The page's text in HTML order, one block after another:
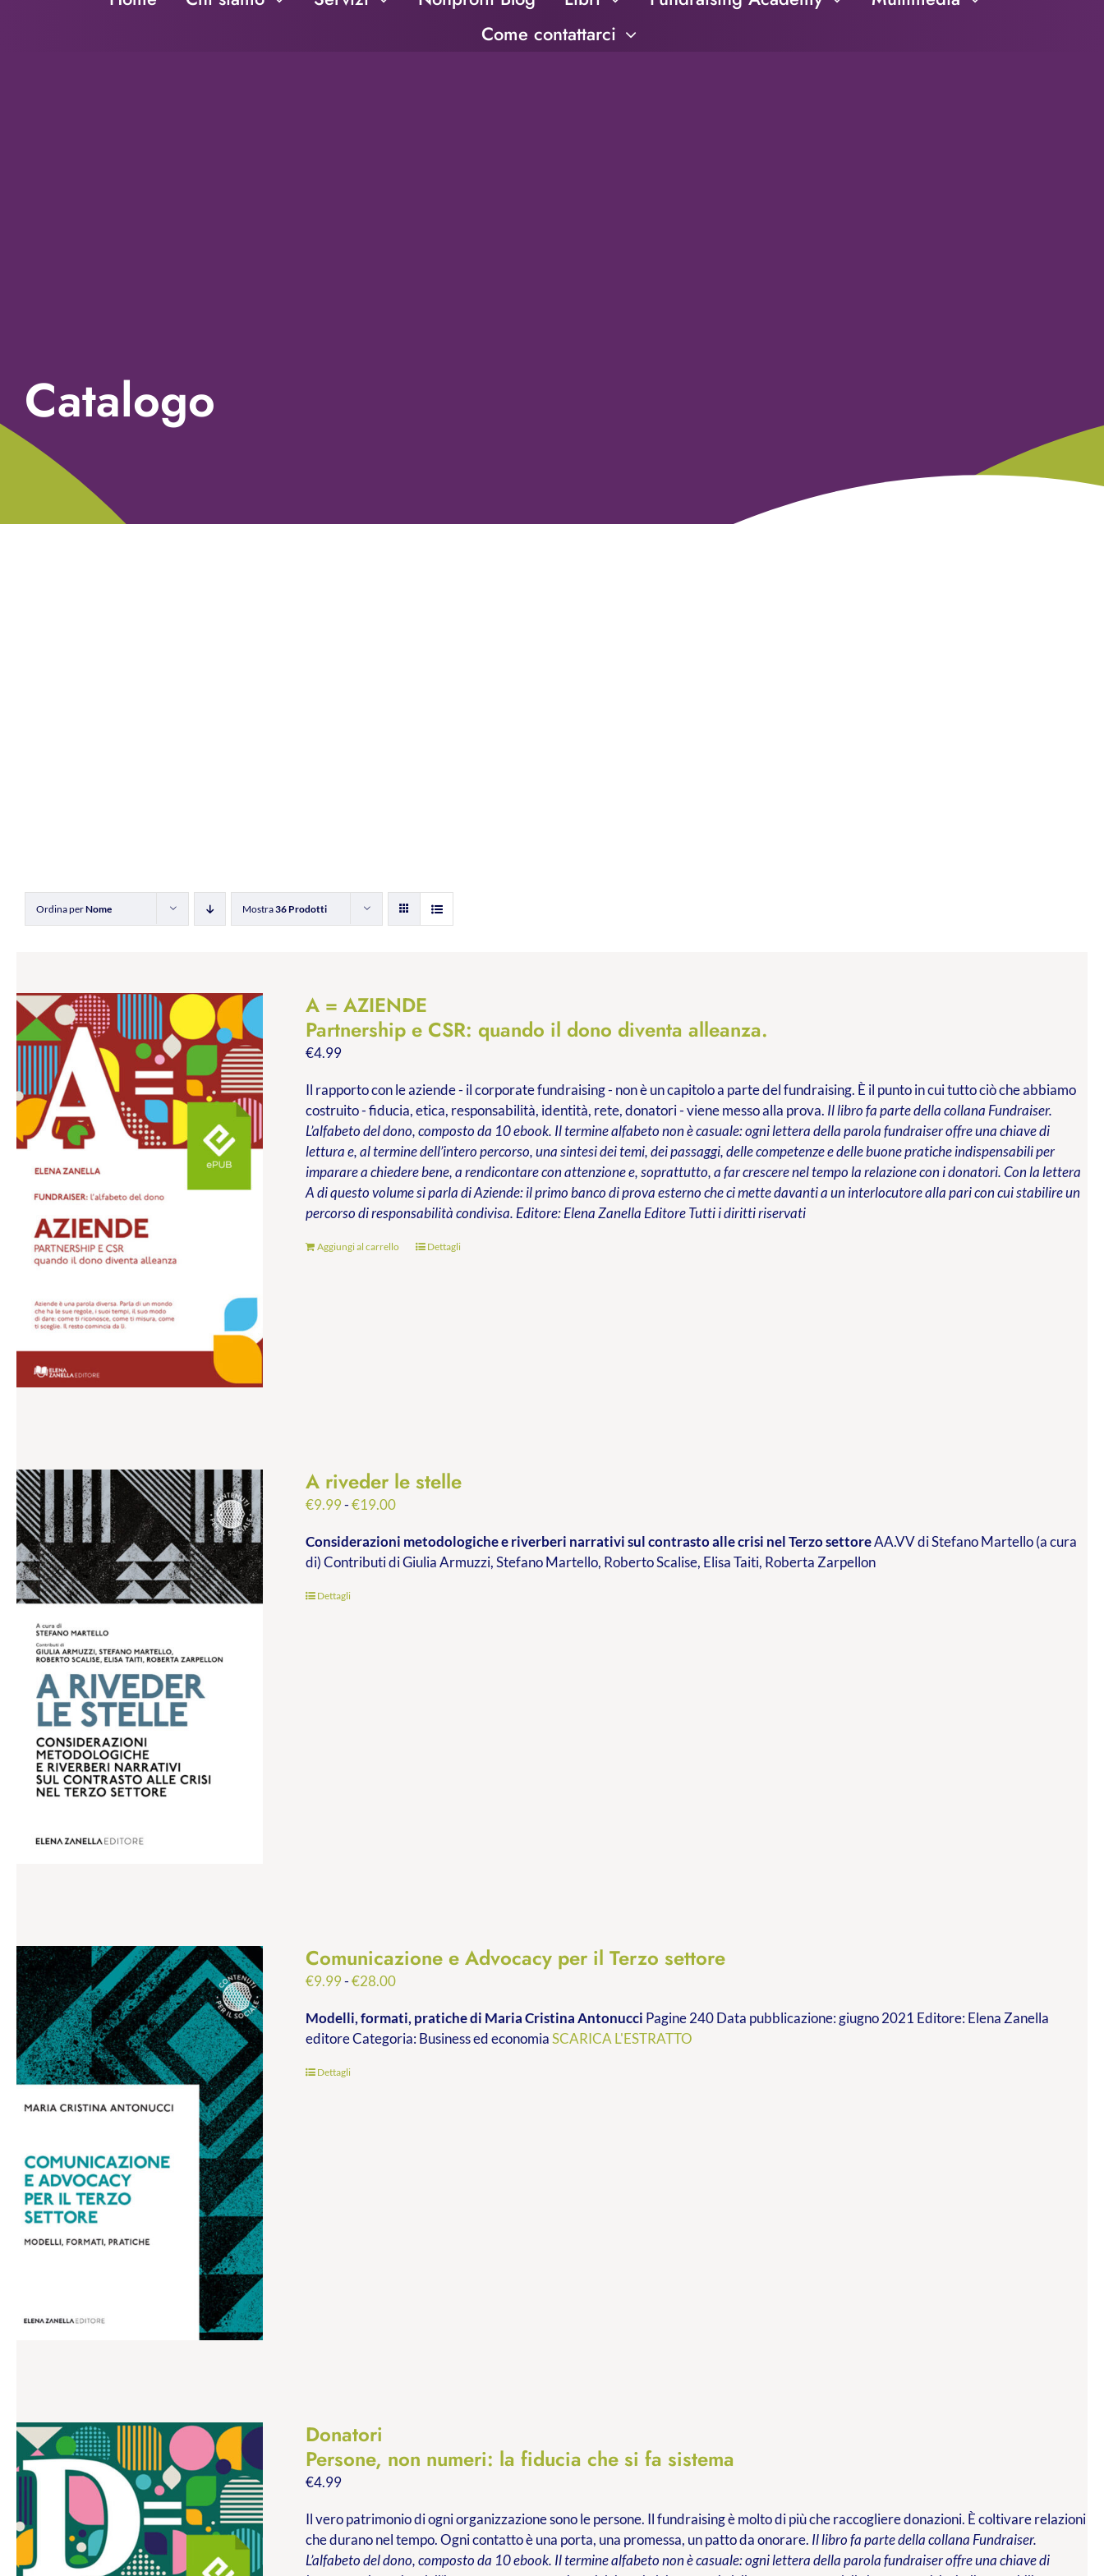
Come contattarci
Catalogo
Ordina perNome Mostra36 Prodotti
A = AZIENDE
Partnership e CSR: quando il dono diventa alleanza.
€4.99
Il rapporto con le aziende - il corporate fundraising - non è un capitolo a parte del fundraising. È il punto in cui tutto ciò che abbiamo
costruito - fiducia, etica, responsabilità, identità, rete, donatori - viene messo alla prova. Il libro fa parte della collana Fundraiser.
L’alfabeto del dono, composto da 10 ebook. Il termine alfabeto non è casuale: ogni lettera della parola fundraiser offre una chiave di
lettura e, al termine dell’intero percorso, una sintesi dei temi, dei passaggi, delle competenze e delle buone pratiche indispensabili per
imparare a chiedere bene, a rendicontare con attenzione e, soprattutto, a far crescere nel tempo la relazione con i donatori. Con la lettera
A di questo volume si parla di Aziende: il primo banco di prova esterno che ci mette davanti a un interlocutore alla pari con cui stabilire un
percorso di responsabilità condivisa. Editore: Elena Zanella EditoreTutti i diritti riservati
Aggiungi al carrello Dettagli
A riveder le stelle
€9.99-€19.00Fascia
prezzo:
da
Considerazioni metodologiche e riverberi narrativi sul contrasto alle crisi nel Terzo settoreAA.VV di Stefano Martello (a cura
di) Contributi di Giulia Armuzzi, Stefano Martello, Roberto Scalise, Elisa Taiti, Roberta Zarpellon
Dettagli
Comunicazione e Advocacy per il Terzo settore
€9.99-€28.00Fascia
prezzo:
da
Modelli, formati, pratichedi Maria Cristina Antonucci Pagine 240 Data pubblicazione: giugno 2021 Editore: Elena Zanella
editore Categoria: Business ed economiaSCARICA L'ESTRATTO
Dettagli
Donatori
Persone, non numeri: la fiducia che si fa sistema
€4.99
Il vero patrimonio di ogni organizzazione sono le persone. Il fundraising è molto di più che raccogliere donazioni. È coltivare relazioni
che durano nel tempo. Ogni contatto è una porta, una promessa, un patto da onorare. Il libro fa parte della collana Fundraiser.
L’alfabeto del dono, composto da 10 ebook. Il termine alfabeto non è casuale: ogni lettera della parola fundraiser offre una chiave di